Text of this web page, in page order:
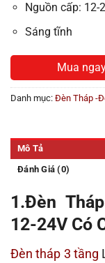
Nguồn cấp: 12-
Sáng tĩnh
Mua
Danh mục: Đèn Tháp -
Mô Tả
Đánh Giá (0)
1.Đèn
12-24V Có
Đèn tháp 3 tầng